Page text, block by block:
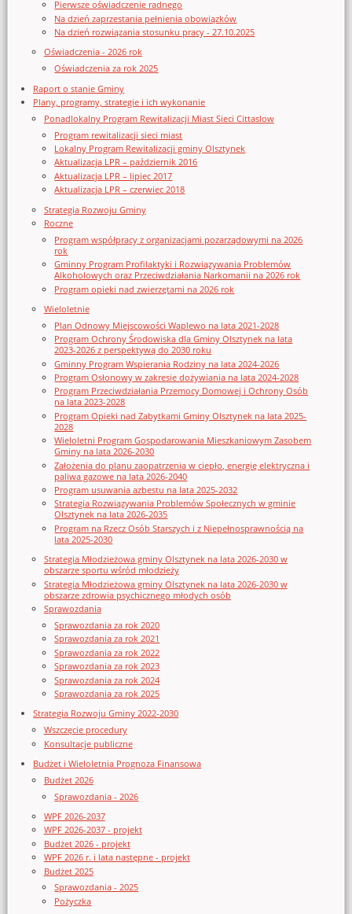
Pierwsze oświadczenie radnego
Na dzień zaprzestania pełnienia obowiązków
Na dzień rozwiązania stosunku pracy - 27.10.2025
Oświadczenia - 2026 rok
Oświadczenia za rok 2025
Raport o stanie Gminy
Plany, programy, strategie i ich wykonanie
Ponadlokalny Program Rewitalizacji Miast Sieci Cittaslow
Program rewitalizacji sieci miast
Lokalny Program Rewitalizacji gminy Olsztynek
Aktualizacja LPR – październik 2016
Aktualizacja LPR – lipiec 2017
Aktualizacja LPR – czerwiec 2018
Strategia Rozwoju Gminy
Roczne
Program współpracy z organizacjami pozarządowymi na 2026
rok
Gminny Program Profilaktyki i Rozwiązywania Problemów
Alkoholowych oraz Przeciwdziałania Narkomanii na 2026 rok
Program opieki nad zwierzętami na 2026 rok
Wieloletnie
Plan Odnowy Miejscowości Waplewo na lata 2021-2028
Program Ochrony Środowiska dla Gminy Olsztynek na lata
2023-2026 z perspektywą do 2030 roku
Gminny Program Wspierania Rodziny na lata 2024-2026
Program Osłonowy w zakresie dożywiania na lata 2024-2028
Program Przeciwdziałania Przemocy Domowej i Ochrony Osób
na lata 2023-2028
Program Opieki nad Zabytkami Gminy Olsztynek na lata 2025-
2028
Wieloletni Program Gospodarowania Mieszkaniowym Zasobem
Gminy na lata 2026-2030
Założenia do planu zaopatrzenia w ciepło, energię elektryczna i
paliwa gazowe na lata 2026-2040
Program usuwania azbestu na lata 2025-2032
Strategia Rozwiązywania Problemów Społecznych w gminie
Olsztynek na lata 2026-2035
Program na Rzecz Osób Starszych i z Niepełnosprawnością na
lata 2025-2030
Strategia Młodzieżowa gminy Olsztynek na lata 2026-2030 w
obszarze sportu wśród młodzieży
Strategia Młodzieżowa gminy Olsztynek na lata 2026-2030 w
obszarze zdrowia psychicznego młodych osób
Sprawozdania
Sprawozdania za rok 2020
Sprawozdania za rok 2021
Sprawozdania za rok 2022
Sprawozdania za rok 2023
Sprawozdania za rok 2024
Sprawozdania za rok 2025
Strategia Rozwoju Gminy 2022-2030
Wszczęcie procedury
Konsultacje publiczne
Budżet i Wieloletnia Prognoza Finansowa
Budżet 2026
Sprawozdania - 2026
WPF 2026-2037
WPF 2026-2037 - projekt
Budżet 2026 - projekt
WPF 2026 r. i lata następne - projekt
Budżet 2025
Sprawozdania - 2025
Pożyczka